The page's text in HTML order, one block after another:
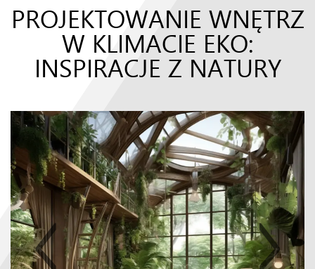
PROJEKTOWANIE WNĘTRZ
W KLIMACIE EKO:
INSPIRACJE Z NATURY